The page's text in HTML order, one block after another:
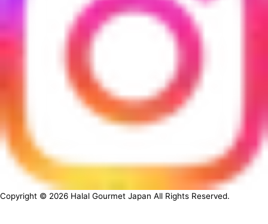
Copyright © 2026 Halal Gourmet Japan All Rights Reserved.